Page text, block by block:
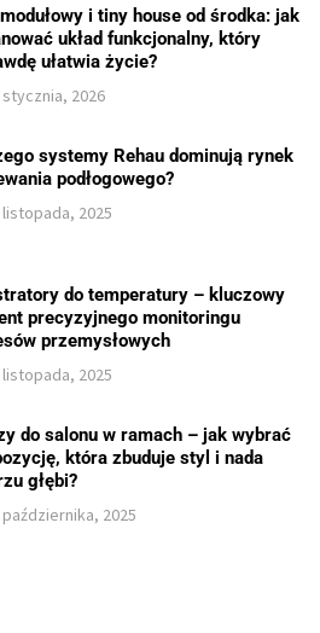
i tiny house od środka: jak
układ funkcjonalny, który
ułatwia życie?
stycznia, 2026
systemy Rehau dominują rynek
podłogowego?
listopada, 2025
do temperatury – kluczowy
precyzyjnego monitoringu
przemysłowych
listopada, 2025
do salonu w ramach – jak wybrać
która zbuduje styl i nada
głębi?
października, 2025